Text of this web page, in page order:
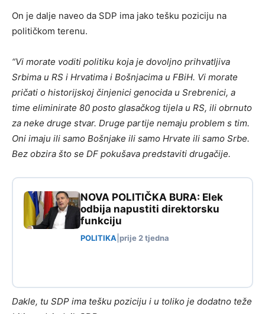
On je dalje naveo da SDP ima jako tešku poziciju na
političkom terenu.
“Vi morate voditi politiku koja je dovoljno prihvatljiva
Srbima u RS i Hrvatima i Bošnjacima u FBiH. Vi morate
pričati o historijskoj činjenici genocida u Srebrenici, a
time eliminirate 80 posto glasačkog tijela u RS, ili obrnuto
za neke druge stvar. Druge partije nemaju problem s tim.
Oni imaju ili samo Bošnjake ili samo Hrvate ili samo Srbe.
Bez obzira što se DF pokušava predstaviti drugačije.
NOVA POLITIČKA BURA: Elek
odbija napustiti direktorsku
funkciju
POLITIKA prije 2 tjedna
Dakle, tu SDP ima tešku poziciju i u toliko je dodatno teže